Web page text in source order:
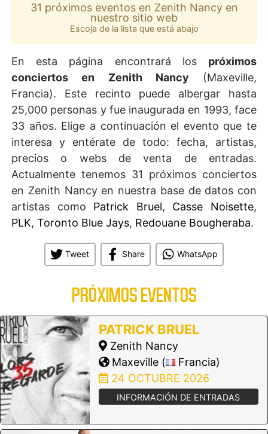
31 próximos eventos en Zenith Nancy en
nuestro sitio web
Escoja de la lista que está abajo
En esta página encontrará los próximos
conciertos en Zenith Nancy (Maxeville,
Francia). Este recinto puede albergar hasta
25,000 personas y fue inaugurada en 1993, face
33 años. Elige a continuación el evento que te
interesa y entérate de todo: fecha, artistas,
precios o webs de venta de entradas.
Actualmente tenemos 31 próximos conciertos
en Zenith Nancy en nuestra base de datos con
artistas como Patrick Bruel, Casse Noisette,
PLK, Toronto Blue Jays, Redouane Bougheraba.
Tweet Share WhatsApp
PRÓXIMOS EVENTOS
PATRICK BRUEL
Zenith Nancy
Maxeville (
Francia)
24 OCTUBRE 2026
INFORMACIÓN DE ENTRADAS